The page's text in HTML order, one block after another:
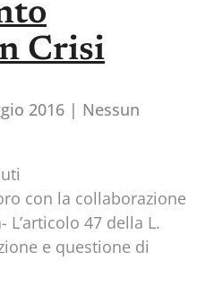
Crisi
2016
Nessun
con la collaborazione
L’articolo 47 della L.
e questione di